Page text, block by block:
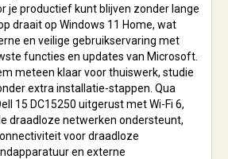
je productief kunt blijven zonder lange
draait op Windows 11 Home, wat
en veilige gebruikservaring met
functies en updates van Microsoft.
meteen klaar voor thuiswerk, studie
extra installatie-stappen. Qua
15 DC15250 uitgerust met Wi-Fi 6,
draadloze netwerken ondersteunt,
voor draadloze
en externe